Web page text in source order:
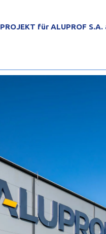
PROJEKT für ALUPROF